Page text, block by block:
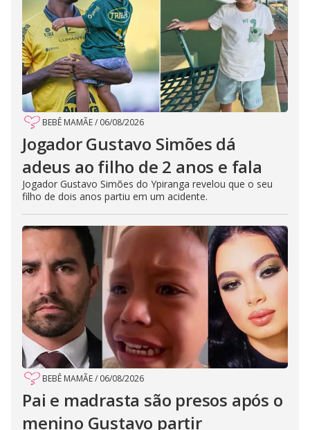
BEBÊ MAMÃE/ 06/08/2026
Jogador Gustavo Simões dá
adeus ao filho de 2 anos e fala
Jogador Gustavo Simões do Ypiranga revelou que o seu
filho de dois anos partiu em um acidente.
BEBÊ MAMÃE/ 06/08/2026
Pai e madrasta são presos após o
menino Gustavo partir